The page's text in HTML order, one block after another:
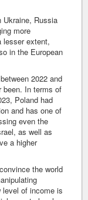
Ukraine, Russia
more
lesser extent,
in the European
2022 and
been. In terms of
Poland had
and has one of
even the
as well as
a higher
the world
of income is